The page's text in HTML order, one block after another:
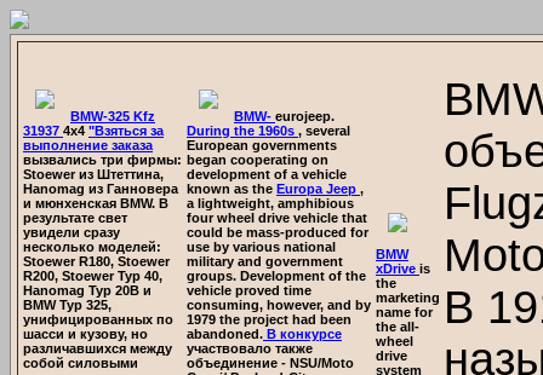
BMW-325 Kfz
31937 4x4 "Взяться за
выполнение заказа
вызвались три фирмы:
Stoewer из Штеттина,
Hanomag из Ганновера
и мюнхенская BMW. В
результате свет
увидели сразу
несколько моделей:
Stoewer R180, Stoewer
R200, Stoewer Typ 40,
Hanomag Typ 20B и
BMW Typ 325,
унифицированных по
шасси и кузову, но
различавшихся между
собой силовыми
BMW- eurojeep.
During the 1960s , several
European governments
began cooperating on
development of a vehicle
known as the Europa Jeep ,
a lightweight, amphibious
four wheel drive vehicle that
could be mass-produced for
use by various national
military and government
groups. Development of the
vehicle proved time
consuming, however, and by
1979 the project had been
abandoned. В конкурсе
участвовало также
объединение - NSU/Moto
BMW
xDrive is
the
marketing
name for
the all-
wheel
drive
system
В